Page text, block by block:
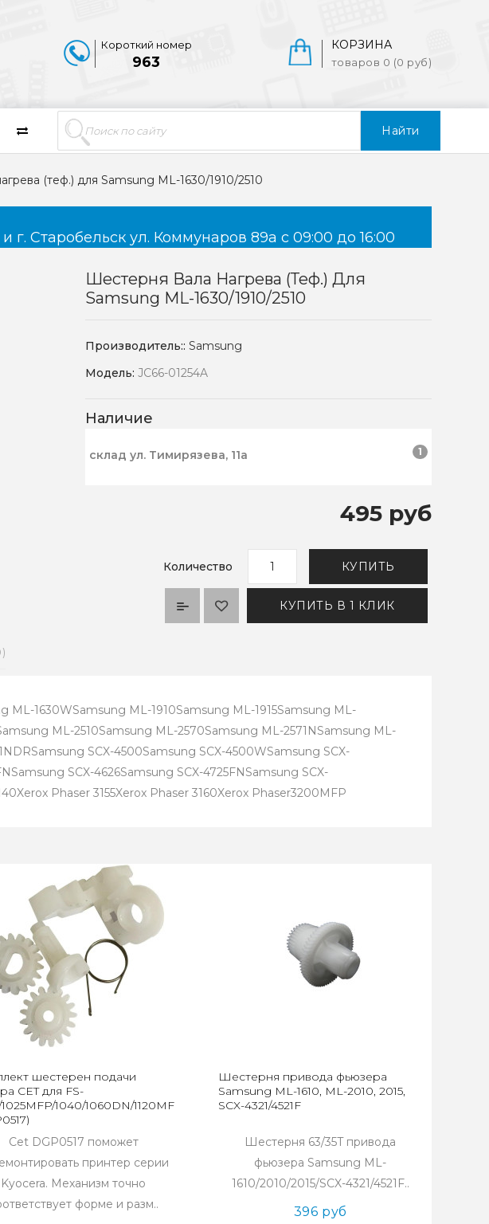
Найти
КОРЗИНА
товаров 0 (0 руб)
Короткий номер
963
(теф.) для Samsung ML-1630/1910/2510
г. Старобельск ул. Коммунаров 89а с 09:00 до 16:00
Шестерня Вала Нагрева (теф.) Для
Samsung ML-1630/1910/2510
Производитель::Samsung
Модель:JC66-01254A
Наличие
склад ул. Тимирязева, 11а 1
495 руб
Количество КУПИТЬ
КУПИТЬ В 1 КЛИК
ML-1630WSamsung ML-1910Samsung ML-1915Samsung ML-
ML-2510Samsung ML-2570Samsung ML-2571NSamsung ML-
SCX-4500Samsung SCX-4500WSamsung SCX-
SCX-4626Samsung SCX-4725FNSamsung SCX-
Phaser 3155Xerox Phaser 3160Xerox Phaser3200MFP
шестерен подачи
CET для FS-
1040/1060DN/1120MFP/1125MFP
Cet DGP0517 поможет
принтер серии
Kyocera. Механизм точно
форме и разм..
Шестерня привода фьюзера
Samsung ML-1610, ML-2010, 2015,
SCX-4321/4521F
Шестерня 63/35T привода
фьюзера Samsung ML-
1610/2010/2015/SCX-4321/4521F..
396 руб